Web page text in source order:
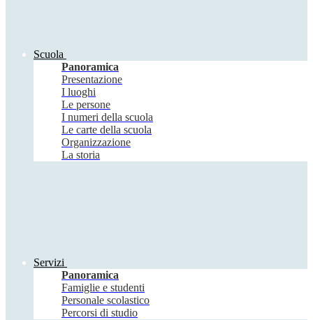
Scuola
Panoramica
Presentazione
I luoghi
Le persone
I numeri della scuola
Le carte della scuola
Organizzazione
La storia
Servizi
Panoramica
Famiglie e studenti
Personale scolastico
Percorsi di studio